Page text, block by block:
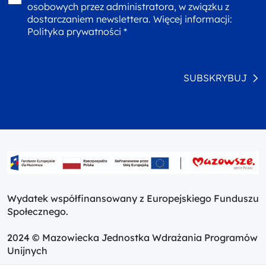
osobowych przez administratora, w związku z
dostarczaniem newslettera. Więcej informacji:
Polityka prywatności *
SUBSKRYBUJ
Wydatek współfinansowany z Europejskiego Funduszu
Społecznego.
2024 © Mazowiecka Jednostka Wdrażania Programów
Unijnych